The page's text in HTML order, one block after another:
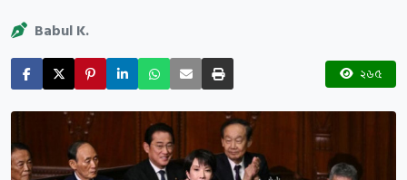
Babul K.
২৬৫